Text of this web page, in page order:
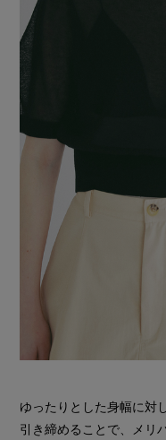
ゆったりとした身幅に対
引き締めることで、メリ